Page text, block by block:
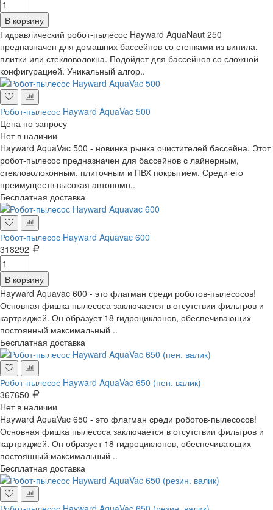
В корзину
Гидравлический робот-пылесос Hayward AquaNaut 250
предназначен для домашних бассейнов со стенками из винила,
плитки или стекловолокна. Подойдет для бассейнов со сложной
конфигурацией. Уникальный алгор..
Робот-пылесос Hayward AquaVac 500
Цена по запросу
Нет в наличии
Hayward AquaVac 500 - новинка рынка очистителей бассейна. Этот
робот-пылесос предназначен для бассейнов с лайнерным,
стекловолоконным, плиточным и ПВХ покрытием. Среди его
преимуществ высокая автономн..
Бесплатная доставка
Робот-пылесос Hayward Aquavac 600
318292
В корзину
Hayward Aquavac 600 - это флагман среди роботов-пылесосов!
Основная фишка пылесоса заключается в отсутствии фильтров и
картриджей. Он образует 18 гидроциклонов, обеспечивающих
постоянный максимальный ..
Бесплатная доставка
Робот-пылесос Hayward AquaVac 650 (пен. валик)
367650
Нет в наличии
Hayward AquaVac 650 - это флагман среди роботов-пылесосов!
Основная фишка пылесоса заключается в отсутствии фильтров и
картриджей. Он образует 18 гидроциклонов, обеспечивающих
постоянный максимальный ..
Бесплатная доставка